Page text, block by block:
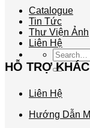
Catalogue
Tin Tức
Thư Viện Ảnh
Liên Hệ
HỖ TRỢ
Liên Hệ
Hướng Dẫn